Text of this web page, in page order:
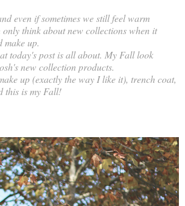
even if sometimes we still feel warm
only think about new collections when it
make up.
today's post is all about. My Fall look
new collection products.
up (exactly the way I like it), trench coat,
this is my Fall!